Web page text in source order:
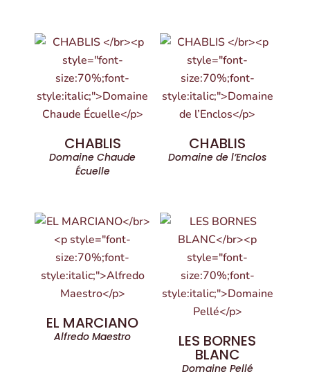
CHABLIS
Domaine Chaude
Écuelle
CHABLIS
Domaine de l’Enclos
EL MARCIANO
Alfredo Maestro LES BORNES
BLANC
Domaine Pellé